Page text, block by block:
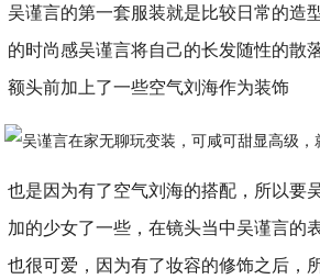
吴谨言的第一套服装就是比较日常的造
的时尚感吴谨言将自己的长发随性的散
额头前加上了一些空气刘海作为装饰
也是因为有了空气刘海的搭配，所以要
加的少女了一些，在镜头当中吴谨言的
也很可爱，因为有了妆容的修饰之后，